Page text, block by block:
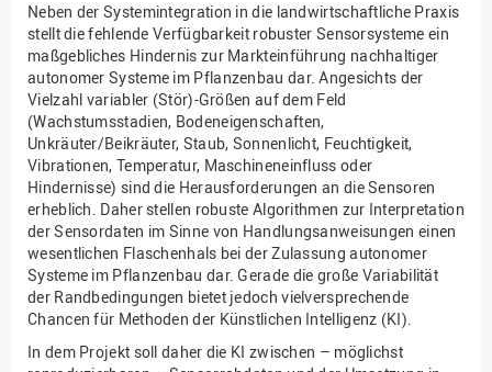
Neben der Systemintegration in die landwirtschaftliche Praxis
stellt die fehlende Verfügbarkeit robuster Sensorsysteme ein
maßgebliches Hindernis zur Markteinführung nachhaltiger
autonomer Systeme im Pflanzenbau dar. Angesichts der
Vielzahl variabler (Stör)-Größen auf dem Feld
(Wachstumsstadien, Bodeneigenschaften,
Unkräuter/Beikräuter, Staub, Sonnenlicht, Feuchtigkeit,
Vibrationen, Temperatur, Maschineneinfluss oder
Hindernisse) sind die Herausforderungen an die Sensoren
erheblich. Daher stellen robuste Algorithmen zur Interpretation
der Sensordaten im Sinne von Handlungsanweisungen einen
wesentlichen Flaschenhals bei der Zulassung autonomer
Systeme im Pflanzenbau dar. Gerade die große Variabilität
der Randbedingungen bietet jedoch vielversprechende
Chancen für Methoden der Künstlichen Intelligenz (KI).
In dem Projekt soll daher die KI zwischen – möglichst